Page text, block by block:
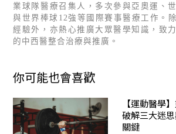
業球隊醫療召集人，多次參與亞奧運、
與世界棒球12強等國際賽事醫療工作。
經驗外，亦熱心推廣大眾醫學知識，致
的中西醫整合治療與推廣。
你可能也會喜歡
【運動醫學
破解三大迷
關鍵